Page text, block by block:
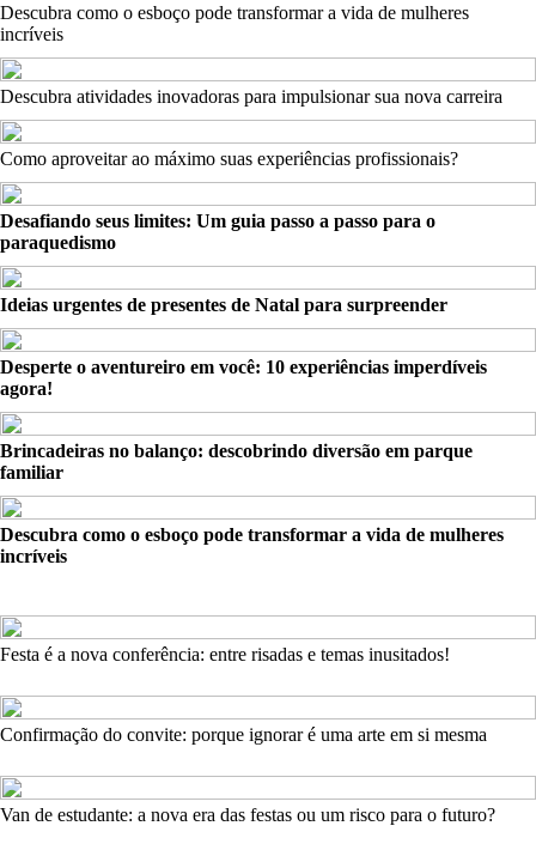
Descubra como o esboço pode transformar a vida de mulheres
incríveis
Descubra atividades inovadoras para impulsionar sua nova carreira
Como aproveitar ao máximo suas experiências profissionais?
Desafiando seus limites: Um guia passo a passo para o
paraquedismo
Ideias urgentes de presentes de Natal para surpreender
Desperte o aventureiro em você: 10 experiências imperdíveis
agora!
Brincadeiras no balanço: descobrindo diversão em parque
familiar
Descubra como o esboço pode transformar a vida de mulheres
incríveis
Festa é a nova conferência: entre risadas e temas inusitados!
Confirmação do convite: porque ignorar é uma arte em si mesma
Van de estudante: a nova era das festas ou um risco para o futuro?